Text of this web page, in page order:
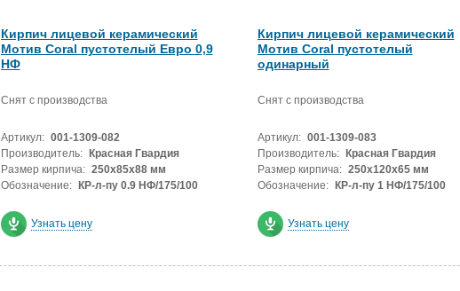
Кирпич лицевой керамический
Мотив Coral пустотелый Евро 0,9
НФ
Снят с производства
Артикул: 001-1309-082
Производитель:
Красная Гвардия
Размер кирпича: 250х85х88 мм
Обозначение:
КР-л-пу 0.9 НФ/175/100
Узнать цену
Кирпич лицевой керамический
Мотив Coral пустотелый
одинарный
Снят с производства
Артикул: 001-1309-083
Производитель:
Красная Гвардия
Размер кирпича: 250х120х65 мм
Обозначение:
КР-л-пу 1 НФ/175/100
Узнать цену